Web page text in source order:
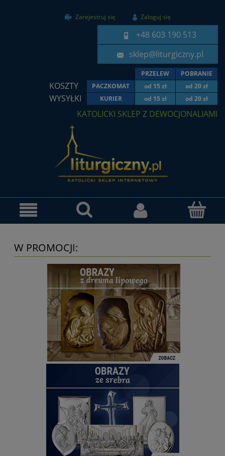
Zarejestruj się Zaloguj się
+48 603 190 513
sklep@liturgiczny.pl
PRZELEW POBRANIE
KOSZTY PACZKOMAT od 15 zł od 20 zł
WYSYŁKI KURIER od 15 zł od 20 zł
KATOLICKI SKLEP Z DEWOCJONALIAMI
W PROMOCJI: